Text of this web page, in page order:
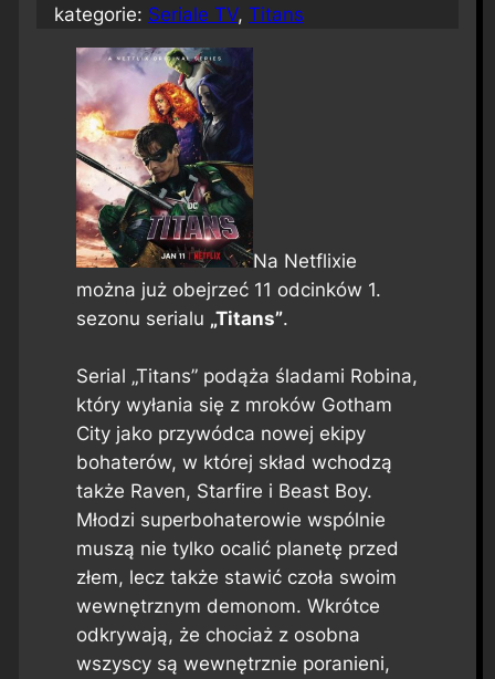
kategorie: Seriale TV, Titans
Na Netflixie
można już obejrzeć 11 odcinków 1.
sezonu serialu „Titans”.
Serial „Titans” podąża śladami Robina,
który wyłania się z mroków Gotham
City jako przywódca nowej ekipy
bohaterów, w której skład wchodzą
także Raven, Starfire i Beast Boy.
Młodzi superbohaterowie wspólnie
muszą nie tylko ocalić planetę przed
złem, lecz także stawić czoła swoim
wewnętrznym demonom. Wkrótce
odkrywają, że chociaż z osobna
wszyscy są wewnętrznie poranieni,